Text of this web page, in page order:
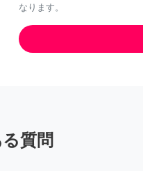
なります。
質問